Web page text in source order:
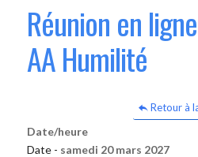
Réunion en
AA Humilité
Retour à
Date/heure
Date - samedi 20 mars 2027